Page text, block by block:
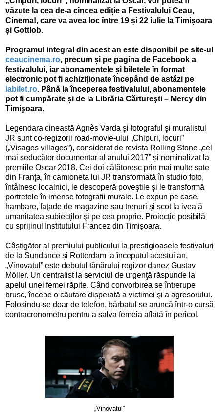
văzute la cea de-a cincea ediție a Festivalului Ceau,
Cinema!, care va avea loc între 19 și 22 iulie la Timișoara
și Gottlob.
Programul integral din acest an este disponibil pe site-ul
ceaucinema.ro, precum și pe pagina de Facebook a
festivalului, iar abonamentele și biletele în format
electronic pot fi achiziționate începând de astăzi pe
iabilet.ro. Până la începerea festivalului, abonamentele
pot fi cumpărate și de la Librăria Cărtureşti – Mercy din
Timişoara.
Legendara cineastă Agnès Varda şi fotograful şi muralistul
JR sunt co-regizorii road-movie-ului „Chipuri, locuri”
(„Visages villages”), considerat de revista Rolling Stone „cel
mai seducător documentar al anului 2017” și nominalizat la
premiile Oscar 2018. Cei doi călătoresc prin mai multe sate
din Franţa, în camioneta lui JR transformată în studio foto,
întâlnesc localnici, le descoperă poveştile şi le transformă
portretele în imense fotografii murale. Le expun pe case,
hambare, faţade de magazine sau trenuri şi scot la iveală
umanitatea subiecţilor şi pe cea proprie. Proiecție posibilă
cu sprijinul Institutului Francez din Timișoara.
Câștigător al premiului publicului la prestigioasele festivaluri
de la Sundance și Rotterdam la începutul acestui an,
„Vinovatul” este debutul tânărului regizor danez Gustav
Möller. Un centralist la serviciul de urgenţă răspunde la
apelul unei femei răpite. Când convorbirea se întrerupe
brusc, începe o căutare disperată a victimei şi a agresorului.
Folosindu-se doar de telefon, bărbatul se aruncă într-o cursă
contracronometru pentru a salva femeia aflată în pericol.
„Vinovatul”